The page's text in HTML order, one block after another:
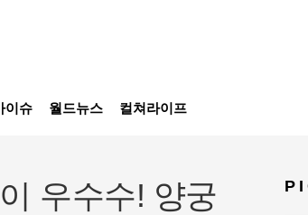
이슈 월드뉴스 컬쳐라이프
우수수! 양궁
P I